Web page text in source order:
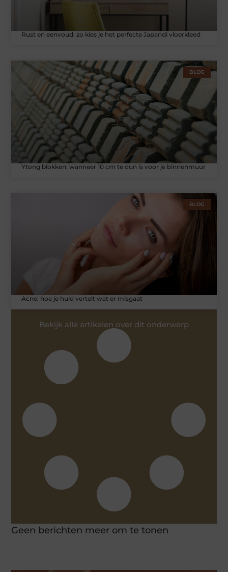
Rust en eenvoud: zo kies je het perfecte Japandi vloerkleed
BLOG
Ytong blokken: wanneer 10 cm te dun is voor je binnenmuur
BLOG
Acne: hoe je huid vertelt wat er misgaat
Bekijk alle artikelen over dit onderwerp
Geen berichten meer om te tonen